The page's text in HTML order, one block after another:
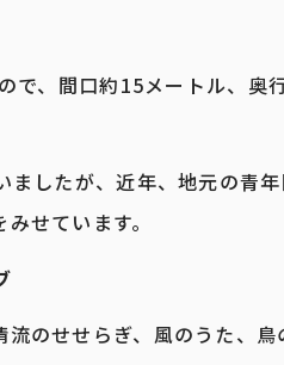
で、間口約15メートル、奥
したが、近年、地元の青
せています。
のせせらぎ、風のうた、鳥